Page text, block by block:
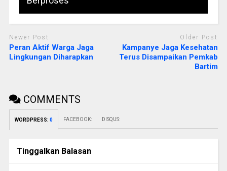
Newer Post
Peran Aktif Warga Jaga
Lingkungan Diharapkan
Older Post
Kampanye Jaga Kesehatan
Terus Disampaikan Pemkab
Bartim
COMMENTS
WORDPRESS: 0 FACEBOOK: DISQUS:
Tinggalkan Balasan